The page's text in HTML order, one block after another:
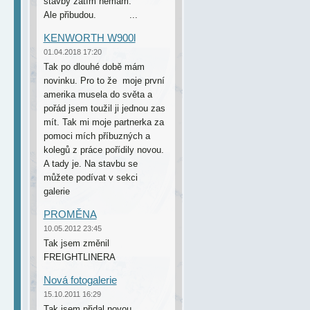
Ale přibudou. ...
KENWORTH W900l
01.04.2018 17:20
Tak po dlouhé době mám
novinku. Pro to že moje první
amerika musela do světa a
pořád jsem toužil ji jednou zas
mít. Tak mi moje partnerka za
pomoci mích příbuzných a
kolegů z práce pořídily novou.
A tady je. Na stavbu se
můžete podívat v sekci
galerie
PROMĚNA
10.05.2012 23:45
Tak jsem změnil
FREIGHTLINERA
Nová fotogalerie
15.10.2011 16:29